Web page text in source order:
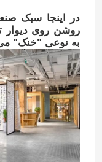
در اینجا سبک
روشن روی
به نوعی "خنک"